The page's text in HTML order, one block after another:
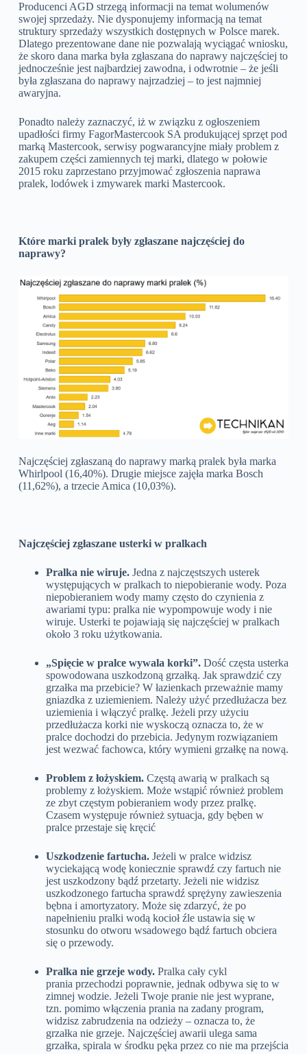
Producenci AGD strzegą informacji na temat wolumenów
swojej sprzedaży. Nie dysponujemy informacją na temat
struktury sprzedaży wszystkich dostępnych w Polsce marek.
Dlatego prezentowane dane nie pozwalają wyciągać wniosku,
że skoro dana marka była zgłaszana do naprawy najczęściej to
jednocześnie jest najbardziej zawodna, i odwrotnie – że jeśli
była zgłaszana do naprawy najrzadziej – to jest najmniej
awaryjna.
Ponadto należy zaznaczyć, iż w związku z ogłoszeniem
upadłości firmy FagorMastercook SA produkującej sprzęt pod
marką Mastercook, serwisy pogwarancyjne miały problem z
zakupem części zamiennych tej marki, dlatego w połowie
2015 roku zaprzestano przyjmować zgłoszenia naprawa
pralek, lodówek i zmywarek marki Mastercook.
Które marki pralek były zgłaszane najczęściej do
naprawy?
Najczęściej zgłaszaną do naprawy marką pralek była marka
Whirlpool (16,40%). Drugie miejsce zajęła marka Bosch
(11,62%), a trzecie Amica (10,03%).
Najczęściej zgłaszane usterki w pralkach
Pralka nie wiruje.Jedna z najczęstszych usterek
występujących w pralkach to niepobieranie wody. Poza
niepobieraniem wody mamy często do czynienia z
awariami typu: pralka nie wypompowuje wody i nie
wiruje. Usterki te pojawiają się najczęściej w pralkach
około 3 roku użytkowania.
„Spięcie w pralce wywala korki”.Dość częsta usterka
spowodowana uszkodzoną grzałką. Jak sprawdzić czy
grzałka ma przebicie? W łazienkach przeważnie mamy
gniazdka z uziemieniem. Należy użyć przedłużacza bez
uziemienia i włączyć pralkę. Jeżeli przy użyciu
przedłużacza korki nie wyskoczą oznacza to, że w
pralce dochodzi do przebicia. Jedynym rozwiązaniem
jest wezwać fachowca, który wymieni grzałkę na nową.
Problem z łożyskiem.Częstą awarią w pralkach są
problemy z łożyskiem. Może wstąpić również problem
ze zbyt częstym pobieraniem wody przez pralkę.
Czasem występuje również sytuacja, gdy bęben w
pralce przestaje się kręcić
Uszkodzenie fartucha.Jeżeli w pralce widzisz
wyciekającą wodę koniecznie sprawdź czy fartuch nie
jest uszkodzony bądź przetarty. Jeżeli nie widzisz
uszkodzonego fartucha sprawdź sprężyny zawieszenia
bębna i amortyzatory. Może się zdarzyć, że po
napełnieniu pralki wodą kocioł źle ustawia się w
stosunku do otworu wsadowego bądź fartuch obciera
się o przewody.
Pralka nie grzeje wody.Pralka cały cykl
prania przechodzi poprawnie, jednak odbywa się to w
zimnej wodzie. Jeżeli Twoje pranie nie jest wyprane,
tzn. pomimo włączenia prania na zadany program,
widzisz zabrudzenia na odzieży – oznacza to, że
grzałka nie grzeje. Najczęściej awarii ulega sama
grzałka, spirala w środku pęka przez co nie ma przejścia